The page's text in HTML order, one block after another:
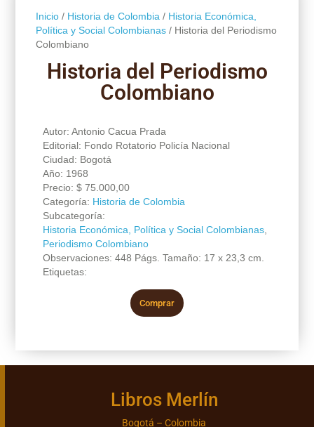
Inicio/ Historia de Colombia / Historia Económica,
Política y Social Colombianas/ Historia del Periodismo
Colombiano
Historia del Periodismo
Colombiano
Autor: Antonio Cacua Prada
Editorial: Fondo Rotatorio Policía Nacional
Ciudad: Bogotá
Año: 1968
Precio: $75.000,00
Categoría: Historia de Colombia
Subcategoría:
Historia Económica, Política y Social Colombianas,
Periodismo Colombiano
Observaciones: 448 Págs. Tamaño: 17 x 23,3 cm.
Etiquetas:
Comprar
Libros Merlín
Bogotá – Colombia